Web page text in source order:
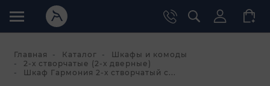
Главная Каталог
Шкафы и комоды
2-х створчатые (2-х дверные)
Шкаф Гармония 2-х створчатый с...